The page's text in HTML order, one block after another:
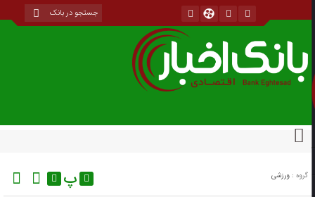
گروه : ورزشی پ